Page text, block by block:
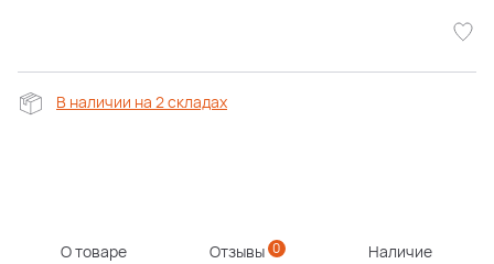
В наличии на 2 складах
О товаре Отзывы 0 Наличие